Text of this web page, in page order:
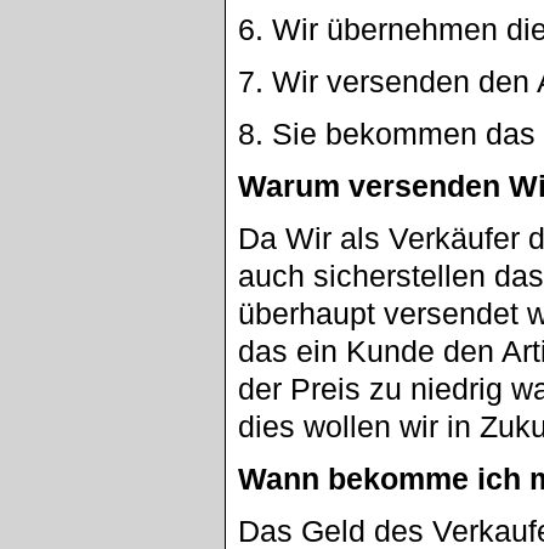
6. Wir übernehmen
7. Wir versenden den
8. Sie bekommen
Warum versenden
Da Wir als Verkäufer
auch sicherstellen
überhaupt versendet
das ein Kunde den
der Preis zu niedrig
dies wollen wir in
Wann bekomme ich
Das Geld des